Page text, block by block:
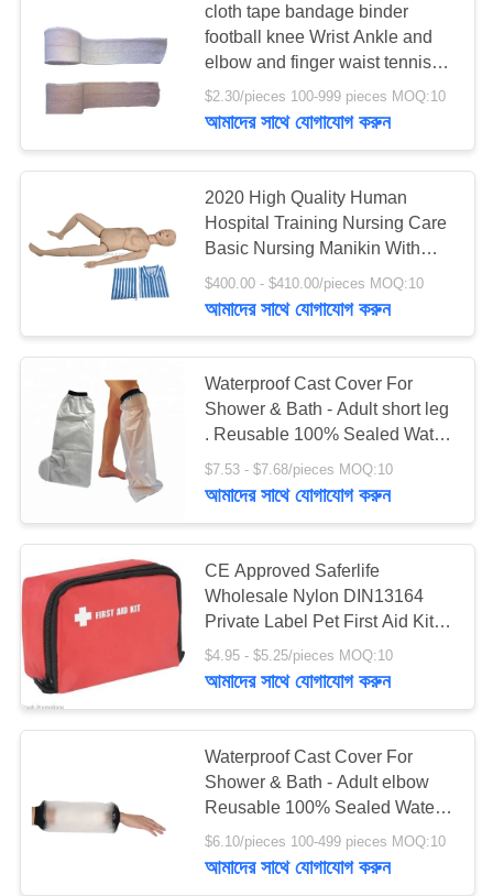
মামলা
একটি
অনুরোধ
গোপনীয়তা
পিল ডিসপেনসার বক্স
133
প্রাথমিক চিকিৎসা সরঞ্জাম
সরবরাহ
হোম কেয়ার মেডিকেল
সাপ্লাই
মেডিকেল টেপ ব্যান্ডেজ
cloth tape bandage binder
football knee Wrist Ankle and
elbow and finger waist tennis
volleyball golf sports fitness
white tape
$2.30/pieces 100-999 pieces MOQ:10
আমাদের সাথে যোগাযোগ করুন
2020 High Quality Human
Hospital Training Nursing Care
Basic Nursing Manikin With
Dress
$400.00 - $410.00/pieces MOQ:10
আমাদের সাথে যোগাযোগ করুন
Waterproof Cast Cover For
Shower & Bath - Adult short leg
. Reusable 100% Sealed Water
dressing protector
$7.53 - $7.68/pieces MOQ:10
আমাদের সাথে যোগাযোগ করুন
CE Approved Saferlife
Wholesale Nylon DIN13164
Private Label Pet First Aid Kit
Car First Aid Kit Trade
Assurance
$4.95 - $5.25/pieces MOQ:10
আমাদের সাথে যোগাযোগ করুন
Waterproof Cast Cover For
Shower & Bath - Adult elbow
Reusable 100% Sealed Water
dressing protector
$6.10/pieces 100-499 pieces MOQ:10
আমাদের সাথে যোগাযোগ করুন